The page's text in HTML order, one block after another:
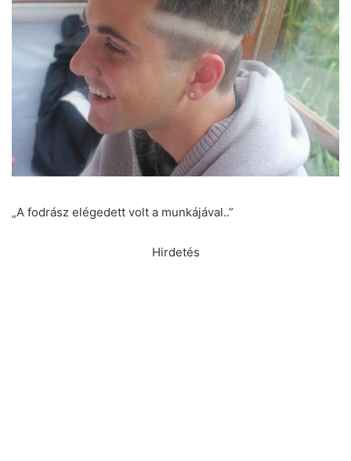
„A fodrász elégedett volt a munkájával..”
Hirdetés